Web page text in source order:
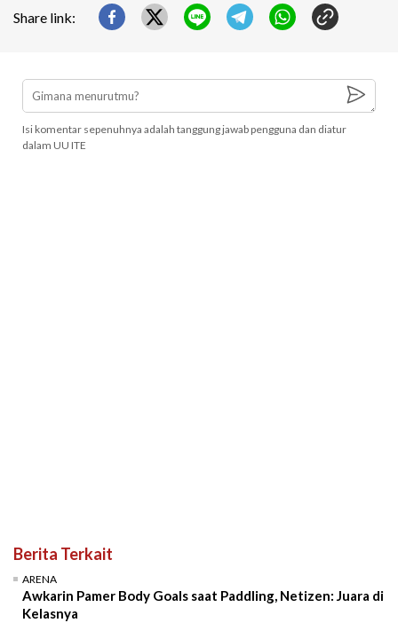
Share link:
Isi komentar sepenuhnya adalah tanggung jawab pengguna dan diatur
dalam UU ITE
Berita Terkait
ARENA
Awkarin Pamer Body Goals saat Paddling, Netizen: Juara di
Kelasnya